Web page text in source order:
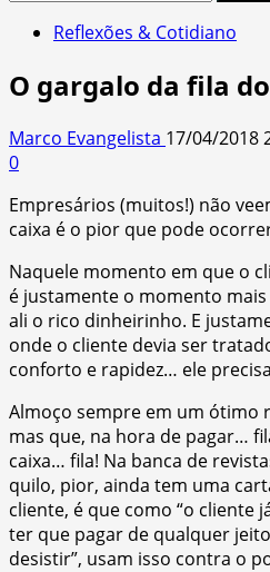
Reflexões & Cotidiano
O gargalo da fila
Marco Evangelista 17/04/2018
0
Empresários (muitos!) não
caixa é o pior que pode
Naquele momento em que o
é justamente o momento
ali o rico dinheirinho. E
onde o cliente devia ser
conforto e rapidez… ele
Almoço sempre em um ótimo
mas que, na hora de pagar…
caixa… fila! Na banca de
quilo, pior, ainda tem uma
cliente, é que como “o cliente
ter que pagar de qualquer
desistir”, usam isso contra o